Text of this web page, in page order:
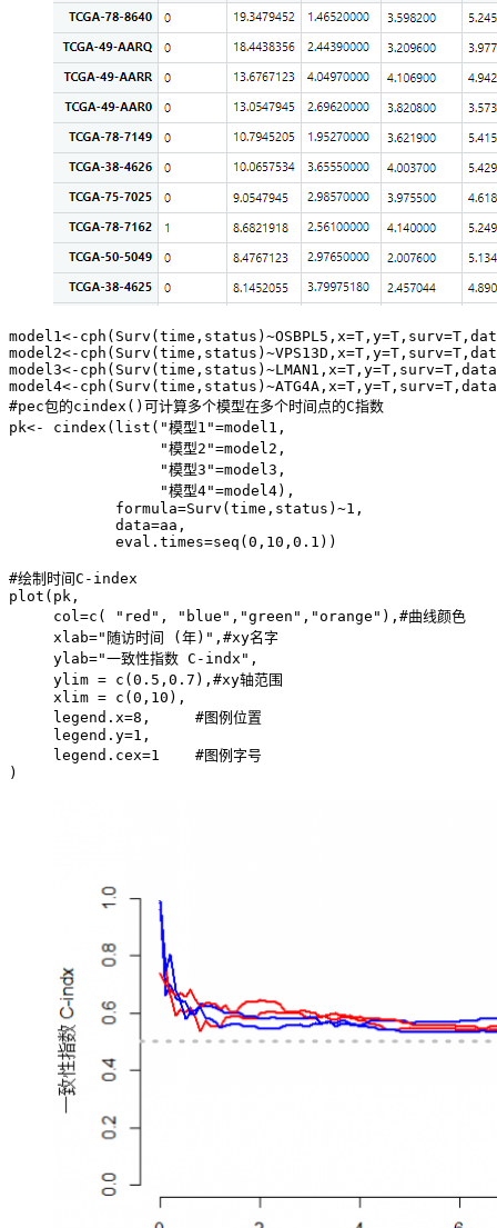
model1<-
model2<-
model3<-
model4<-
#pec包的cindex()可计算多个模型在多个时间点的C指数
pk<- cindex(list("模型1"=model1,
                 "模型2"=model2,
                 "模型3"=model3,
                 "模型4"=model4),
            formula=Surv(time,status)~1,
            data=aa,
            eval.times=seq(0,10,0.1))
#绘制时间C-index
plot(pk,
     col=c( "red", "blue","green","orange"),#曲线颜色
     xlab="随访时间 (年)",#xy名字
     ylab="一致性指数 C-indx",
     ylim = c(0.5,0.7),#xy轴范围
     xlim = c(0,10),
     legend.x=8,     #图例位置
     legend.y=1,
     legend.cex=1    #图例字号
)